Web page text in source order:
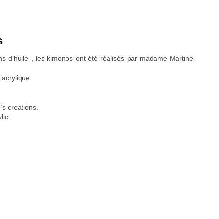
d’huile , les kimonos ont été réalisés par madame Martine
creations.